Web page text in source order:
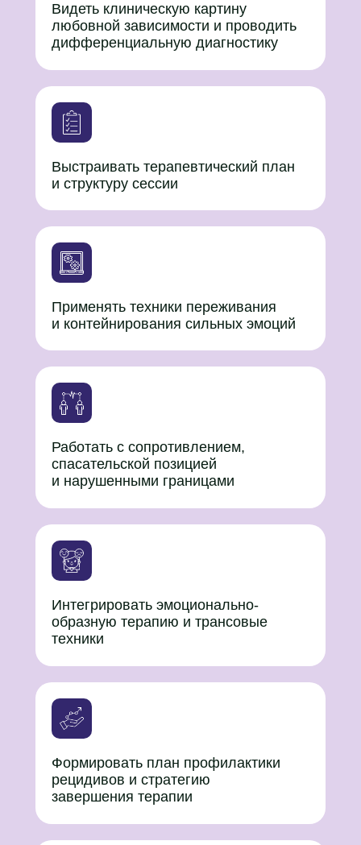
Выстраивать терапевтический план
и структуру сессии
Формировать план профилактики
рецидивов и стратегию
завершения терапии
Работать с сопротивлением,
спасательской позицией
и нарушенными границами
Применять техники переживания
и контейнирования сильных эмоций
Интегрировать эмоционально-
образную терапию и трансовые
техники
Видеть клиническую картину
любовной зависимости и проводить
дифференциальную диагностику